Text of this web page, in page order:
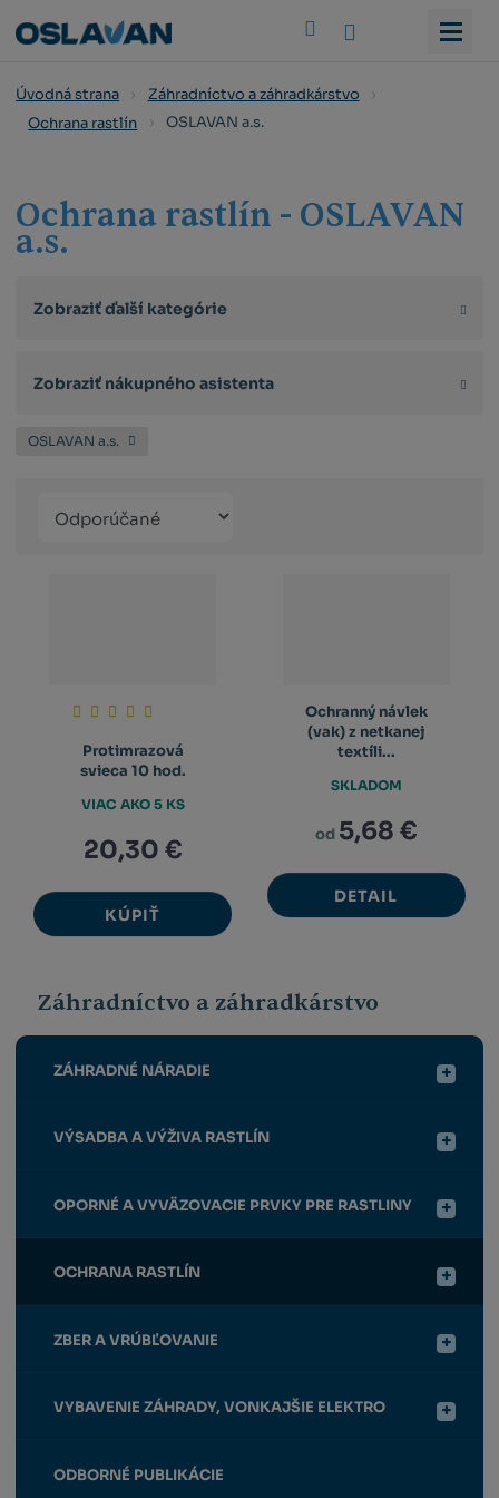
Úvodná strana
Záhradníctvo a záhradkárstvo
Ochrana rastlín
OSLAVAN a.s.
Ochrana rastlín - OSLAVAN
a.s.
Zobraziť ďalší kategórie
Zobraziť nákupného asistenta
OSLAVAN a.s.
produktů
Protimrazová
svieca 10 hod.
20,30 €
KÚPIŤ
VIAC AKO 5 KS
Ochranný návlek
(vak) z netkanej
textíli...
od 5,68 €
DETAIL
SKLADOM
Záhradníctvo a záhradkárstvo
ZÁHRADNÉ NÁRADIE
VÝSADBA A VÝŽIVA RASTLÍN
OPORNÉ A VYVÄZOVACIE PRVKY PRE RASTLINY
OCHRANA RASTLÍN
ZBER A VRÚBĽOVANIE
VYBAVENIE ZÁHRADY, VONKAJŠIE ELEKTRO
ODBORNÉ PUBLIKÁCIE